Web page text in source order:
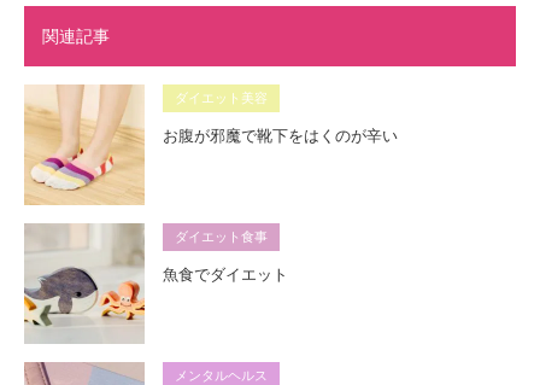
関連記事
ダイエット美容
お腹が邪魔で靴下をはくのが辛い
ダイエット食事
魚食でダイエット
メンタルヘルス